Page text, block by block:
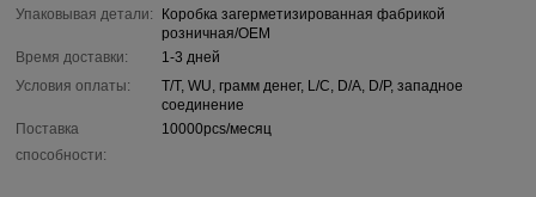
Упаковывая детали:
Коробка загерметизированная фабрикой
розничная/OEM
Время доставки:
1-3 дней
Условия оплаты:
T/T, WU, грамм денег, L/C, D/A, D/P, западное
соединение
Поставка
способности:
10000pcs/месяц